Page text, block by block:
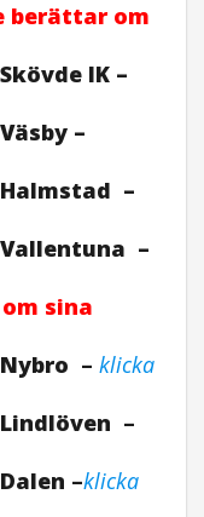
berättar om
IK –
–
Halmstad –
Vallentuna –
sina
– klicka
–
–klicka